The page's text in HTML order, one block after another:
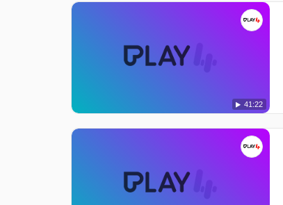
41:22